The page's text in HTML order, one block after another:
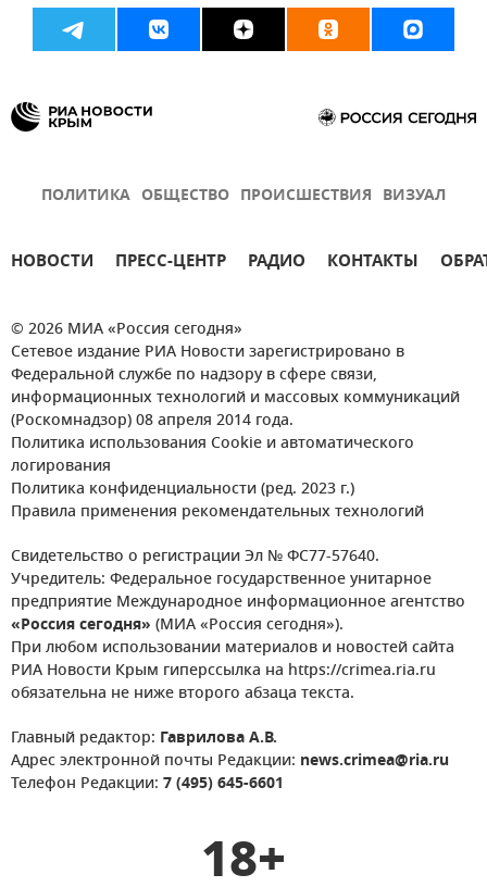
ПОЛИТИКА ОБЩЕСТВО ПРОИСШЕСТВИЯ ВИЗУАЛ
НОВОСТИ ПРЕСС-ЦЕНТР РАДИО КОНТАКТЫ
© 2026 МИА «Россия сегодня»
Сетевое издание РИА Новости зарегистрировано в
Федеральной службе по надзору в сфере связи,
информационных технологий и массовых коммуникаций
(Роскомнадзор) 08 апреля 2014 года.
Политика использования Cookie и автоматического
логирования
Политика конфиденциальности (ред. 2023 г.)
Правила применения рекомендательных технологий
Свидетельство о регистрации Эл № ФС77-57640.
Учредитель: Федеральное государственное унитарное
предприятие Международное информационное агентство
«Россия сегодня» (МИА «Россия сегодня»).
При любом использовании материалов и новостей сайта
РИА Новости Крым гиперссылка на https://crimea.ria.ru
обязательна не ниже второго абзаца текста.
Главный редактор: Гаврилова А.В.
Адрес электронной почты Редакции: news.crimea@ria.ru
Телефон Редакции: 7 (495) 645-6601
18+